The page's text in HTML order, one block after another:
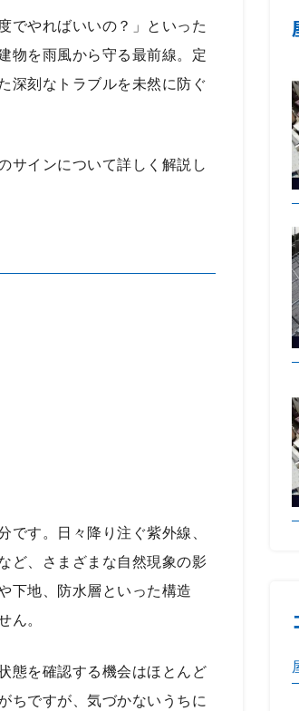
でやればいいの？」といった
物を雨風から守る最前線。定
深刻なトラブルを未然に防ぐ
サインについて詳しく解説し
です。日々降り注ぐ紫外線、
ど、さまざまな自然現象の影
下地、防水層といった構造
ん。
態を確認する機会はほとんど
ちですが、気づかないうちに